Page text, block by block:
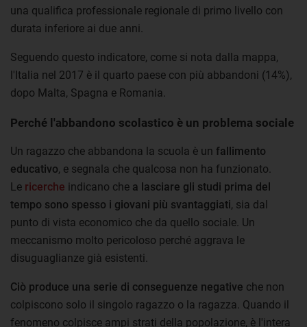
una qualifica professionale regionale di primo livello con
durata inferiore ai due anni.
Seguendo questo indicatore, come si nota dalla mappa,
l'Italia nel 2017 è il quarto paese con più abbandoni (14%),
dopo Malta, Spagna e Romania.
Perché l'abbandono scolastico è un problema sociale
Un ragazzo che abbandona la scuola è un fallimento
educativo, e segnala che qualcosa non ha funzionato.
Le ricerche indicano che a lasciare gli studi prima del
tempo sono spesso i giovani più svantaggiati, sia dal
punto di vista economico che da quello sociale. Un
meccanismo molto pericoloso perché aggrava le
disuguaglianze già esistenti.
Ciò produce una serie di conseguenze negative che non
colpiscono solo il singolo ragazzo o la ragazza. Quando il
fenomeno colpisce ampi strati della popolazione, è l'intera